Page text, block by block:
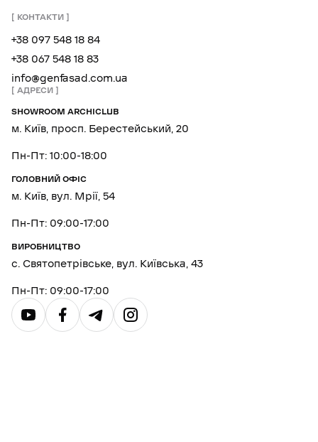
КОНТАКТИ
+38 097 548 18 84
+38 067 548 18 83
info@genfasad.com.ua
АДРЕСИ
SHOWROOM ARCHICLUB
м. Київ, просп. Берестейський, 20
Пн-Пт: 10:00-18:00
ГОЛОВНИЙ ОФІС
м. Київ, вул. Мрії, 54
Пн-Пт: 09:00-17:00
ВИРОБНИЦТВО
с. Святопетрівське, вул. Київська, 43
Пн-Пт: 09:00-17:00